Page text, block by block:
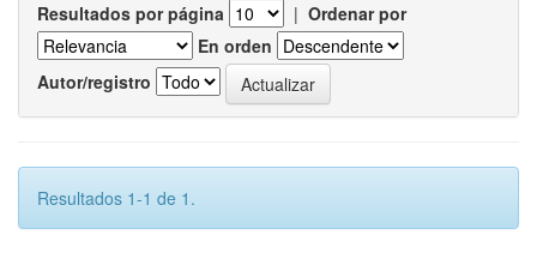
Resultados por página | Ordenar por
En orden
Autor/registro
Resultados 1-1 de 1.